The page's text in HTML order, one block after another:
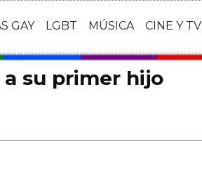
GAY LGBT MÚSICA CINE Y TV
a su primer hijo